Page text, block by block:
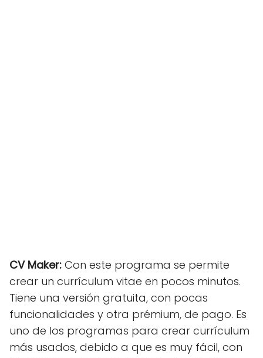
CV Maker: Con este programa se permite
crear un currículum vitae en pocos minutos.
Tiene una versión gratuita, con pocas
funcionalidades y otra prémium, de pago. Es
uno de los programas para crear currículum
más usados, debido a que es muy fácil, con